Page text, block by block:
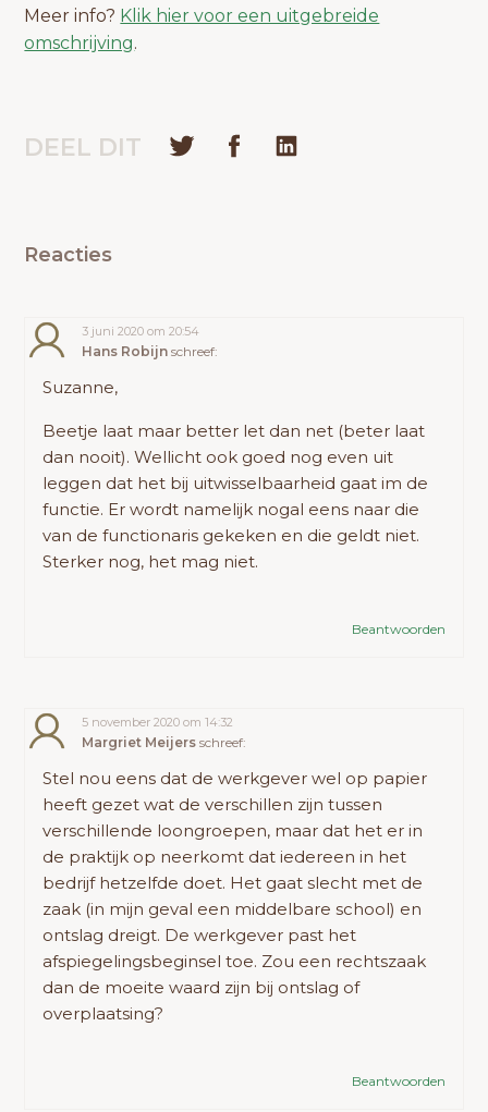
Meer info? Klik hier voor een uitgebreide
omschrijving.
DEEL DIT
Reacties
Hans Robijn schreef:
3 juni 2020 om 20:54
Suzanne,
Beetje laat maar better let dan net (beter laat
dan nooit). Wellicht ook goed nog even uit
leggen dat het bij uitwisselbaarheid gaat im de
functie. Er wordt namelijk nogal eens naar die
van de functionaris gekeken en die geldt niet.
Sterker nog, het mag niet.
Beantwoorden
Margriet Meijers schreef:
5 november 2020 om 14:32
Stel nou eens dat de werkgever wel op papier
heeft gezet wat de verschillen zijn tussen
verschillende loongroepen, maar dat het er in
de praktijk op neerkomt dat iedereen in het
bedrijf hetzelfde doet. Het gaat slecht met de
zaak (in mijn geval een middelbare school) en
ontslag dreigt. De werkgever past het
afspiegelingsbeginsel toe. Zou een rechtszaak
dan de moeite waard zijn bij ontslag of
overplaatsing?
Beantwoorden